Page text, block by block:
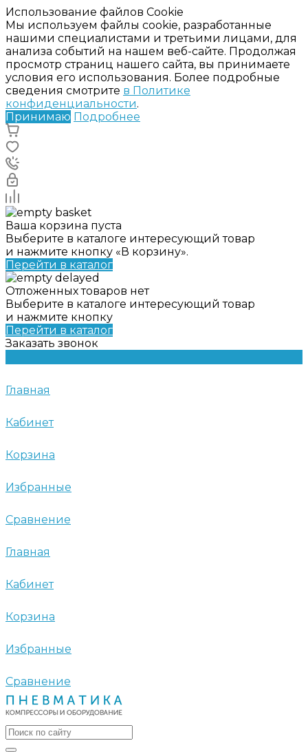
Использование файлов Cookie
Мы используем файлы cookie, разработанные
нашими специалистами и третьими лицами, для
анализа событий на нашем веб-сайте. Продолжая
просмотр страниц нашего сайта, вы принимаете
условия его использования. Более подробные
сведения смотрите в Политике
конфиденциальности.
Принимаю Подробнее
Ваша корзина пуста
Выберите в каталоге интересующий товар
и нажмите кнопку «В корзину».
Перейти в каталог
Отложенных товаров нет
Выберите в каталоге интересующий товар
и нажмите кнопку
Перейти в каталог
Заказать звонок
Главная
Кабинет
Корзина
Избранные
Сравнение
Главная
Кабинет
Корзина
Избранные
Сравнение